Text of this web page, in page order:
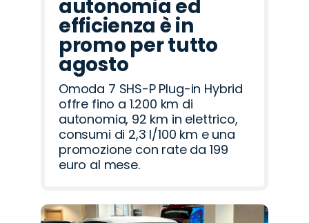
autonomia ed
efficienza è in
promo per tutto
agosto
Omoda 7 SHS-P Plug-in Hybrid
offre fino a 1.200 km di
autonomia, 92 km in elettrico,
consumi di 2,3 l/100 km e una
promozione con rate da 199
euro al mese.